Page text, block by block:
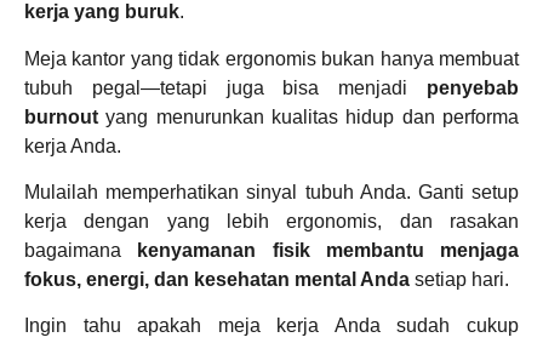
kerja yang buruk.
Meja kantor yang tidak ergonomis bukan hanya membuat
tubuh pegal—tetapi juga bisa menjadi penyebab
burnout yang menurunkan kualitas hidup dan performa
kerja Anda.
Mulailah memperhatikan sinyal tubuh Anda. Ganti setup
kerja dengan yang lebih ergonomis, dan rasakan
bagaimana
kenyamanan fisik membantu menjaga
fokus, energi, dan kesehatan mental Anda setiap hari.
Ingin tahu apakah meja kerja Anda sudah cukup